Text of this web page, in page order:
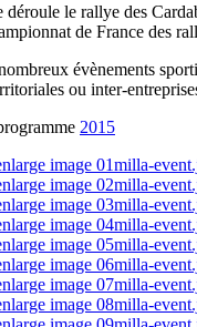
déroule le rallye des
de France des
évènements
ou inter-
2015